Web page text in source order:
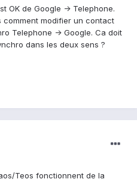
OK de Google -> Telephone.
modifier un contact
Telephone -> Google. Ca doit
dans les deux sens ?
Teos fonctionnent de la